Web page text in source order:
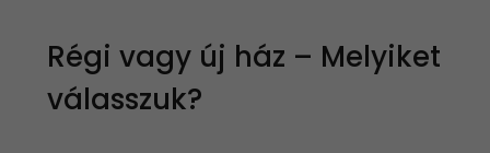
Régi vagy új ház – Melyiket
válasszuk?